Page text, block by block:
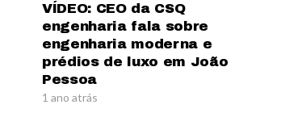
VÍDEO: CEO da CSQ
engenharia fala sobre
engenharia moderna e
prédios de luxo em João
Pessoa
1 ano atrás